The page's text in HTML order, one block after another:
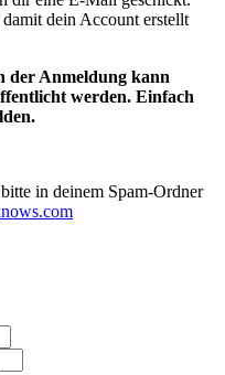
dein Account erstellt
der Anmeldung kann
werden. Einfach
in deinem Spam-Ordner